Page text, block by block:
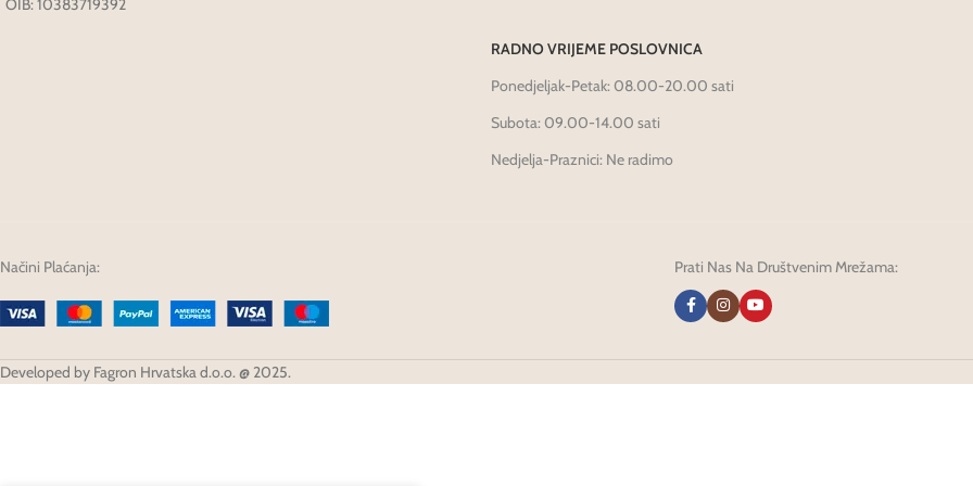
OIB: 10383719392
RADNO VRIJEME POSLOVNICA
Ponedjeljak-Petak: 08.00-20.00 sati
Subota: 09.00-14.00 sati
Nedjelja-Praznici: Ne radimo
Načini Plaćanja: Prati Nas Na Društvenim Mrežama:
Developed by Fagron Hrvatska d.o.o. @ 2025.